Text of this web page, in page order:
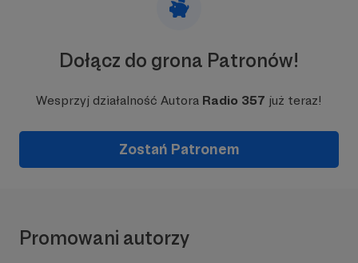
Dołącz do grona Patronów!
Wesprzyj działalność Autora Radio 357 już teraz!
Zostań Patronem
Promowani autorzy